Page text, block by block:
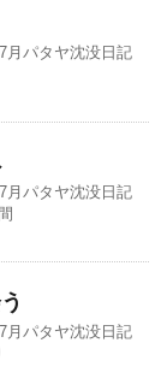
月パタヤ沈没日記
月パタヤ沈没日記
月パタヤ沈没日記